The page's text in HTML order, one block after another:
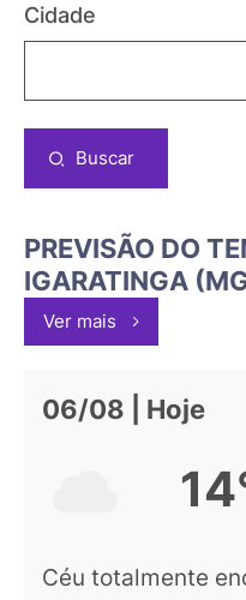
Cidade
Buscar
PREVISÃO DO
IGARATINGA
Ver mais
06/08 | Hoje
Céu totalmente